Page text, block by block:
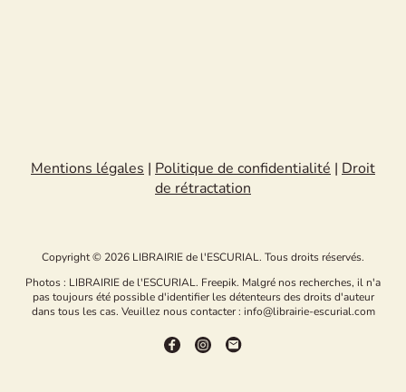
Mentions légales | Politique de confidentialité | Droit
de rétractation
Copyright © 2026 LIBRAIRIE de l'ESCURIAL. Tous droits réservés.
Photos : LIBRAIRIE de l'ESCURIAL. Freepik. Malgré nos recherches, il n'a
pas toujours été possible d'identifier les détenteurs des droits d'auteur
dans tous les cas. Veuillez nous contacter : info@librairie-escurial.com